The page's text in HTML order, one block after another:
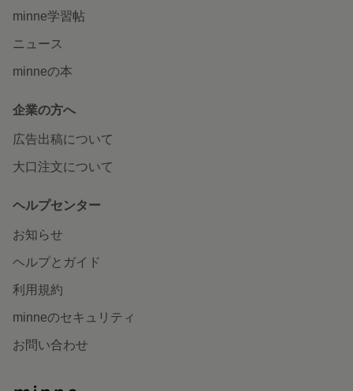
minne学習帖
ニュース
minneの本
企業の方へ
広告出稿について
大口注文について
ヘルプセンター
お知らせ
ヘルプとガイド
利用規約
minneのセキュリティ
お問い合わせ